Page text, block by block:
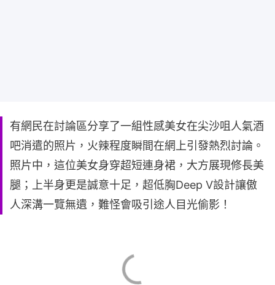
有網民在討論區分享了一組性感美女在尖沙咀人氣酒
吧消遣的照片，火辣程度瞬間在網上引發熱烈討論。
照片中，這位美女身穿超短連身裙，大方展現修長美
腿；上半身更是誠意十足，超低胸Deep V設計讓傲
人深溝一覽無遺，難怪會吸引途人目光偷影！